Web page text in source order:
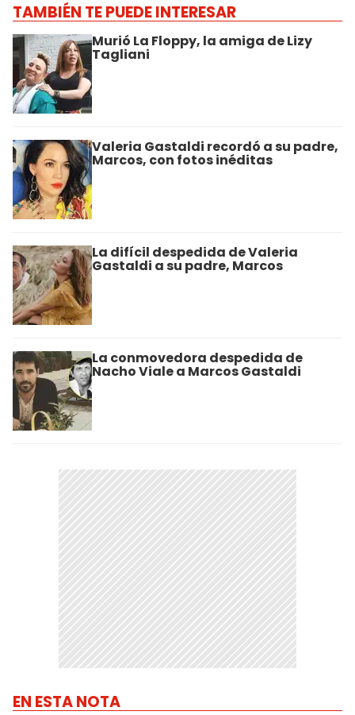
TAMBIÉN TE PUEDE INTERESAR
Murió La Floppy, la amiga de Lizy
Tagliani
Valeria Gastaldi recordó a su padre,
Marcos, con fotos inéditas
La difícil despedida de Valeria
Gastaldi a su padre, Marcos
La conmovedora despedida de
Nacho Viale a Marcos Gastaldi
EN ESTA NOTA